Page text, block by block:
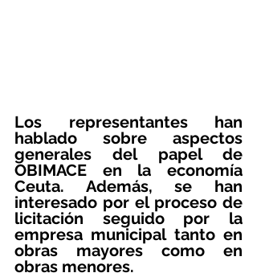
Los representantes han
hablado sobre aspectos
generales del papel de
OBIMACE en la economía
Ceuta. Además, se han
interesado por el proceso de
licitación seguido por la
empresa municipal tanto en
obras mayores como en
obras menores.